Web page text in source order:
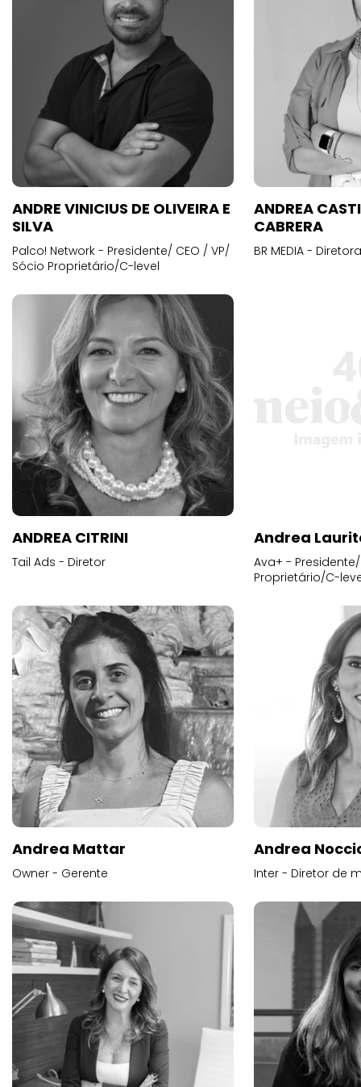
ANDRE VINICIUS DE OLIVEIRA E
SILVA
Palco! Network - Presidente/ CEO / VP/
Sócio Proprietário/C-level
ANDREA
CABRERA
BR MEDIA -
ANDREA CITRINI
Tail Ads - Diretor
Andrea
Ava+ -
Proprietário/C-
Andrea Mattar
Owner - Gerente
Andrea
Inter - Diretor de